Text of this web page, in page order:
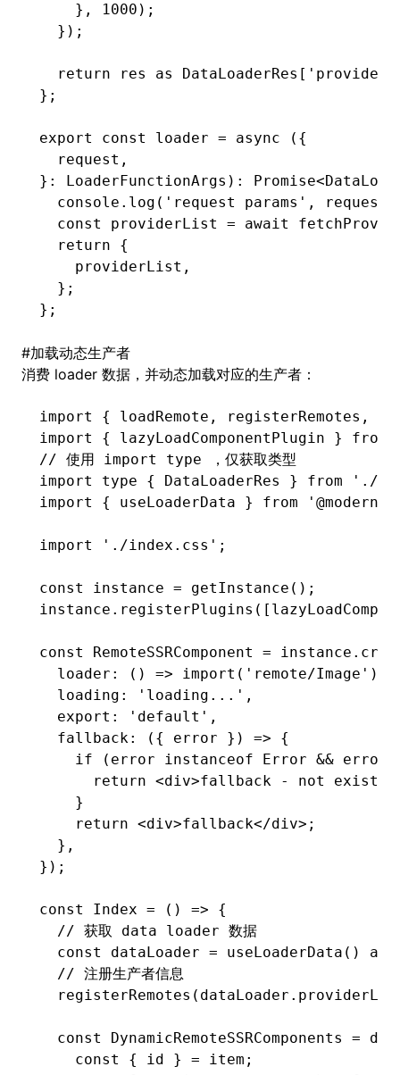
    }
, 1000 );
  });
  return
res as DataLoaderRes [
};
export const loader = async ({
  request
,
} : LoaderFunctionArgs ) : Promise<
  console
.log ( 'request params' ,
  const
providerList = await
  return
{
    providerList
,
  };
};
#加载动态生产者
消费 loader 数据，并动态加载对应的生产者：
import { loadRemote , registerRemotes ,
import
{ lazyLoadComponentPlugin } from
// 使用 import type ，仅获取类型
import
type { DataLoaderRes } from './
import
{ useLoaderData } from
import './index.css' ;
const instance = getInstance ();
instance .registerPlugins ([
const RemoteSSRComponent = instance
  loader
: () => import ( 'remote/Image' )
  loading
: 'loading...' ,
  export
: 'default' ,
  fallback
: ({ error }) => {
    if
(error instanceof Error && error
      return
<div>fallback - not
    }
    return
<div>fallback</div>;
  }
,
});
const Index = () => {
  // 获取 data loader 数据
  const
dataLoader = useLoaderData () as
  // 注册生产者信息
  registerRemotes
( dataLoader
  const
DynamicRemoteSSRComponents =
    const
{ id } = item;